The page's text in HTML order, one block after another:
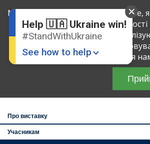
Про виставку
Учасникам
Help 🇺🇦 Ukraine win!
#StandWithUkraine
See how to help
Ми використовуємо файли cookie,
визначити обсяг вашої
послуг, що надаються,
Продовжуючи
використання